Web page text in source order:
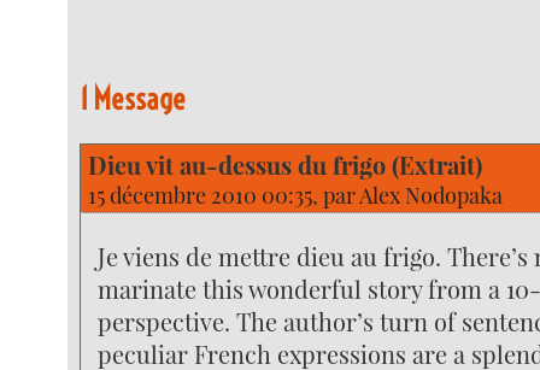
1 Message
Dieu vit au-dessus du frigo (Extrait)
15 décembre 2010 00:35, parAlex Nodopaka
Je viens de mettre dieu au frigo. There’s
marinate this wonderful story from a
perspective. The author’s turn of
peculiar French expressions are a